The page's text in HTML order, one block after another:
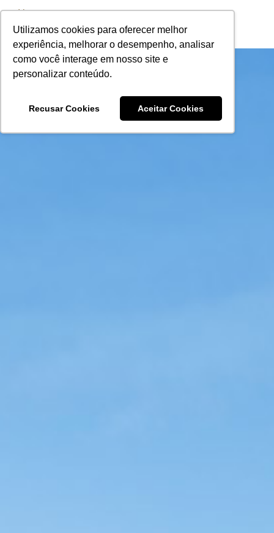
Utilizamos cookies para oferecer melhor
experiência, melhorar o desempenho, analisar
como você interage em nosso site e
personalizar conteúdo.
Recusar Cookies Aceitar Cookies